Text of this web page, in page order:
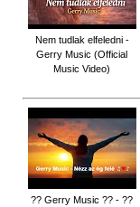
Nem tudlak elfeledni -
Gerry Music (Official
Music Video)
?? Gerry Music ?? - ??